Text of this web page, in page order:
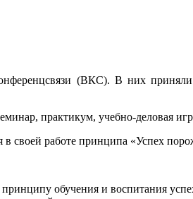
(ВКС). В них
практикум, учебно-деловая
своей работе принципа «Успех
обучения и воспитания